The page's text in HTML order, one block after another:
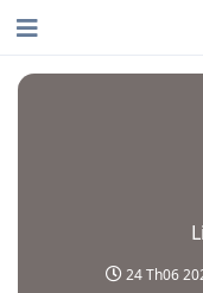
24 Th06